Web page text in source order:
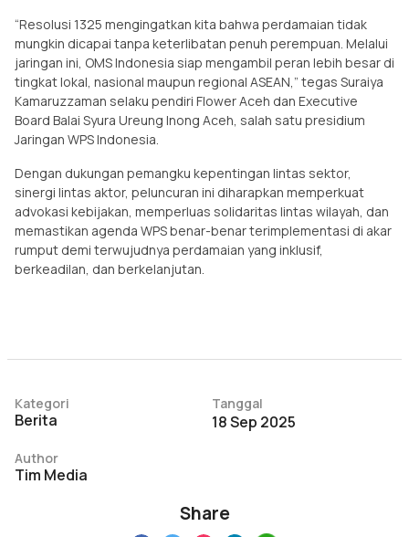
“Resolusi 1325 mengingatkan kita bahwa perdamaian tidak
mungkin dicapai tanpa keterlibatan penuh perempuan. Melalui
jaringan ini, OMS Indonesia siap mengambil peran lebih besar di
tingkat lokal, nasional maupun regional ASEAN,” tegas Suraiya
Kamaruzzaman selaku pendiri Flower Aceh dan Executive
Board Balai Syura Ureung Inong Aceh, salah satu presidium
Jaringan WPS Indonesia.
Dengan dukungan pemangku kepentingan lintas sektor,
sinergi lintas aktor, peluncuran ini diharapkan memperkuat
advokasi kebijakan, memperluas solidaritas lintas wilayah, dan
memastikan agenda WPS benar-benar terimplementasi di akar
rumput demi terwujudnya perdamaian yang inklusif,
berkeadilan, dan berkelanjutan.
Kategori
Berita
Tanggal
18 Sep 2025
Author
Tim Media
Share